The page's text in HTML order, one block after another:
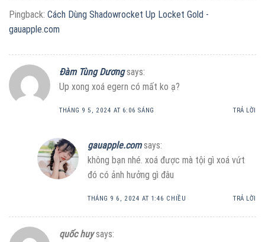
Pingback: Cách Dùng Shadowrocket Up Locket Gold -
gauapple.com
Đàm Tùng Dương says:
Up xong xoá egern có mất ko ạ?
THÁNG 9 5, 2024 AT 6:06 SÁNG TRẢ LỜI
gauapple.com says:
không bạn nhé. xoá được mà tội gì xoá vứt
đó có ảnh hưởng gì đâu
THÁNG 9 6, 2024 AT 1:46 CHIỀU TRẢ LỜI
quốc huy says: